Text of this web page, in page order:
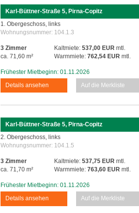
Karl-Büttner-Straße 5, Pirna-Copitz
1. Obergeschoss, links
Wohnungsnummer: 104.1.3
3 Zimmer
ca. 71,60 m²
Kaltmiete: 537,00 EUR mtl.
Warmmiete: 762,54 EUR mtl.
Frühester Mietbeginn: 01.11.2026
Details ansehen
Auf die Merkliste
Karl-Büttner-Straße 5, Pirna-Copitz
2. Obergeschoss, links
Wohnungsnummer: 104.1.5
3 Zimmer
ca. 71,70 m²
Kaltmiete: 537,75 EUR mtl.
Warmmiete: 763,60 EUR mtl.
Frühester Mietbeginn: 01.11.2026
Details ansehen
Auf die Merkliste